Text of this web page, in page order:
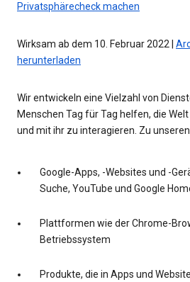
Privatsphärecheck machen
Wirksam ab dem 10. Februar 2022 |
herunterladen
Wir entwickeln eine Vielzahl von
Menschen Tag für Tag helfen, die
und mit ihr zu interagieren. Zu
Google-Apps, -Websites und -
Suche, YouTube und Google
Plattformen wie der Chrome-
Betriebssystem
Produkte, die in Apps und